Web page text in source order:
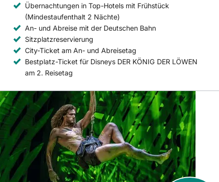
Übernachtungen in Top-Hotels mit Frühstück
(Mindestaufenthalt 2 Nächte)
An- und Abreise mit der Deutschen Bahn
Sitzplatzreservierung
City-Ticket am An- und Abreisetag
Bestplatz-Ticket für Disneys DER KÖNIG DER LÖWEN
am 2. Reisetag